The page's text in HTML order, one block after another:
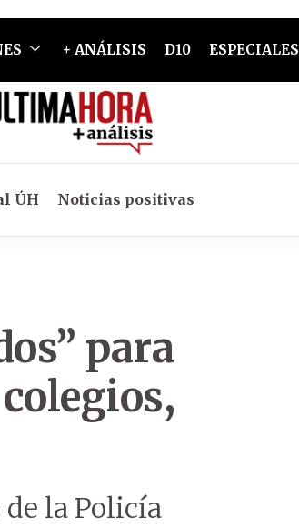
+ ANÁLISIS D10 ESPECIALES
ÚH Noticias positivas
para
la Policía